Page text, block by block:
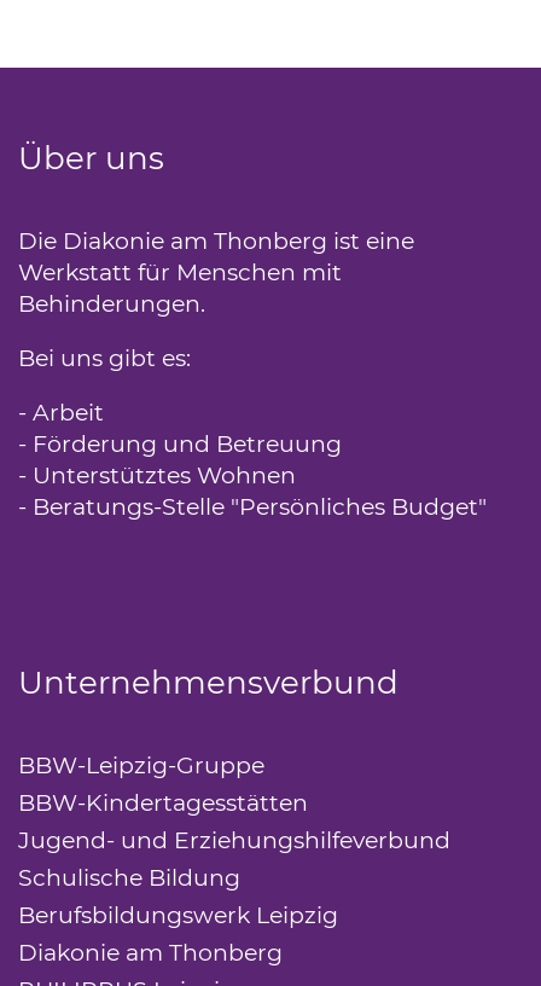
Über uns
Die Diakonie am Thonberg ist eine
Werkstatt für Menschen mit
Behinderungen.
Bei uns gibt es:
- Arbeit
- Förderung und Betreuung
- Unterstütztes Wohnen
- Beratungs-Stelle "Persönliches Budget"
Unternehmensverbund
BBW-Leipzig-Gruppe
BBW-Kindertagesstätten
Jugend- und Erziehungshilfeverbund
Schulische Bildung
Berufsbildungswerk Leipzig
Diakonie am Thonberg